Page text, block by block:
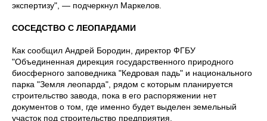
экспертизу", — подчеркнул Маркелов.
СОСЕДСТВО С ЛЕОПАРДАМИ
Как сообщил Андрей Бородин, директор ФГБУ
"Объединенная дирекция государственного природного
биосферного заповедника "Кедровая падь" и национального
парка "Земля леопарда", рядом с которым планируется
строительство завода, пока в его распоряжении нет
документов о том, где именно будет выделен земельный
участок под строительство предприятия.